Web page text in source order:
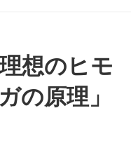
想のヒモ
の原理」